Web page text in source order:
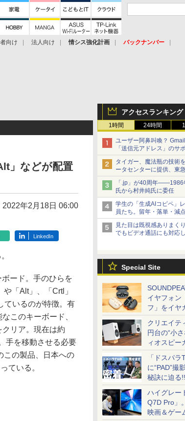
向け 法人向け 情シス強化計画
バックナンバー
アクセスランキング
1時間 24時間
ユーザー阿鼻叫喚？
「送信元アドレス」のサ
【やじうまWatch】
タイガー、魔法瓶の技術
ータセンターに提供、東
で 「ステンレス密封真
「.jp」が40周年――1986
氏から村井純氏に委任
学生の「生成AIコピペ」
員たち。留年・落単・減
見た目は既視感ありまく
でもビデオ通話にも対応
Special Site
イヤフォン
フ」をイヤ
クリエイテ
円台の“小
ィオスピー
「ドスパ
に“PAD”撮
秘訣に迫る!!
ハイグレー
Q7D Pro」
映画＆ゲー
」などが配置
2022年2月18日 06:00
LinkedIn
ード。手のひらを
「Alt」、「Crtl」
ているのが特徴。有
このキーボード、
リア。現在は約
手を移動させる必要
この製品、日本への
ている。